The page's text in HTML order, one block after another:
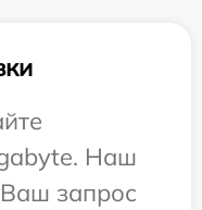
Наш
запрос